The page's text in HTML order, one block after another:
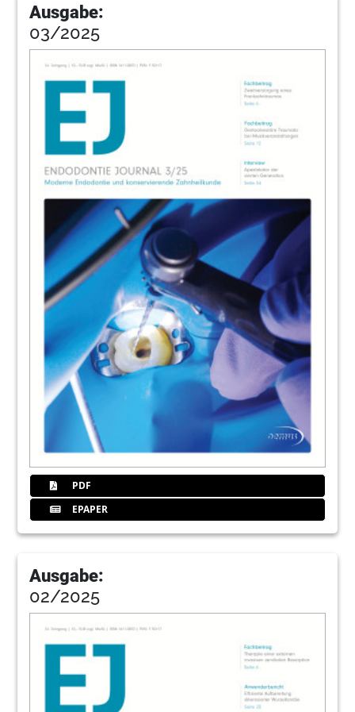
Ausgabe:
03/2025
PDF
EPAPER
Ausgabe:
02/2025